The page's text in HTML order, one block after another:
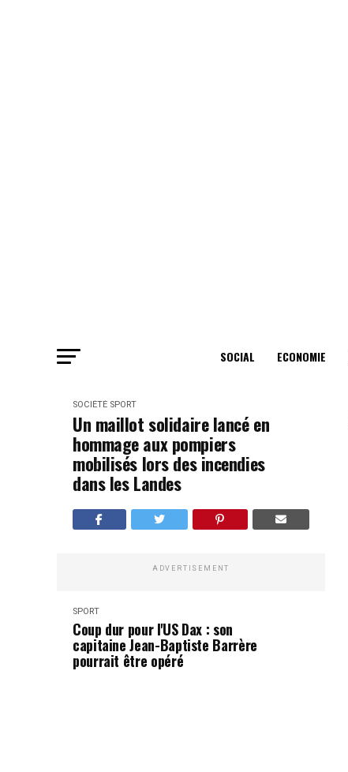
SOCIAL ECONOMIE
SOCIÉTÉ SPORT
Un maillot solidaire lancé en
hommage aux pompiers
mobilisés lors des incendies
dans les Landes
ADVERTISEMENT
SPORT
Coup dur pour l'US Dax : son
capitaine Jean-Baptiste Barrère
pourrait être opéré